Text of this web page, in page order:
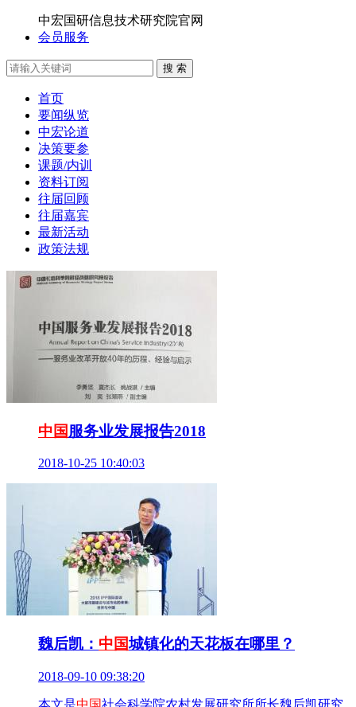
中宏国研信息技术研究院官网
会员服务
搜 索
首页
要闻纵览
中宏论道
决策要参
课题/内训
资料订阅
往届回顾
往届嘉宾
最新活动
政策法规
中国 服务业发展报告2018
2018-10-25 10:40:03
魏后凯： 中国城镇化的天花板在哪里？
2018-09-10 09:38:20
本文是中国社会科学院农村发展研究所所长魏后凯研究